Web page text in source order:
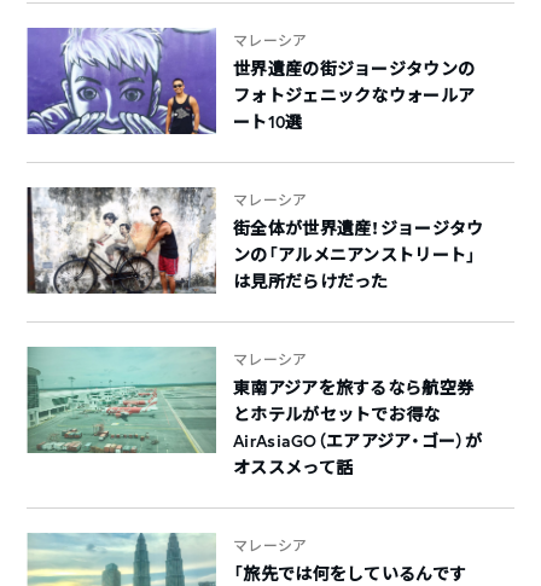
マレーシア
世界遺産の街ジョージタウンの
フォトジェニックなウォールア
ート10選
マレーシア
街全体が世界遺産！ジョージタウ
ンの「アルメニアンストリート」
は見所だらけだった
マレーシア
東南アジアを旅するなら航空券
とホテルがセットでお得な
AirAsiaGO（エアアジア・ゴー）が
オススメって話
マレーシア
「旅先では何をしているんです